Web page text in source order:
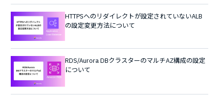
HTTPSへのリダイレクトが設定されていないALB
の設定変更方法について
RDS/Aurora DBクラスターのマルチAZ構成の設定
について